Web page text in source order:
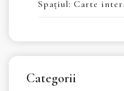
Spaţiul: Carte
Categorii